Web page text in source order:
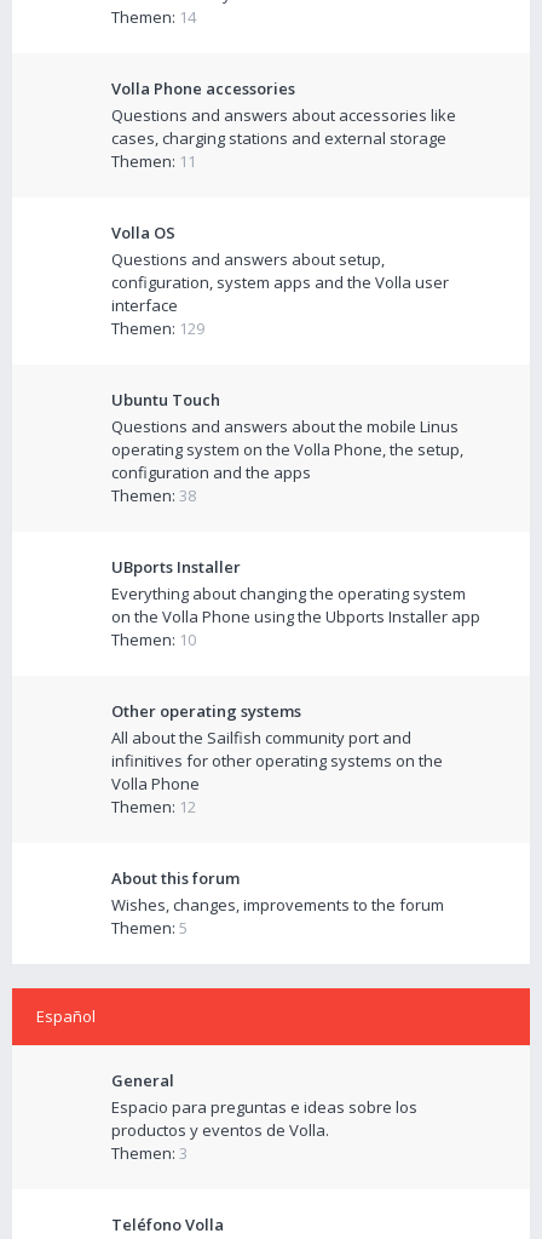
Themen: 14
Volla Phone accessories
Questions and answers about accessories like
cases, charging stations and external storage
Themen: 11
Volla OS
Questions and answers about setup,
configuration, system apps and the Volla user
interface
Themen: 129
Ubuntu Touch
Questions and answers about the mobile Linus
operating system on the Volla Phone, the setup,
configuration and the apps
Themen: 38
UBports Installer
Everything about changing the operating system
on the Volla Phone using the Ubports Installer app
Themen: 10
Other operating systems
All about the Sailfish community port and
infinitives for other operating systems on the
Volla Phone
Themen: 12
About this forum
Wishes, changes, improvements to the forum
Themen: 5
Español
General
Espacio para preguntas e ideas sobre los
productos y eventos de Volla.
Themen: 3
Teléfono Volla